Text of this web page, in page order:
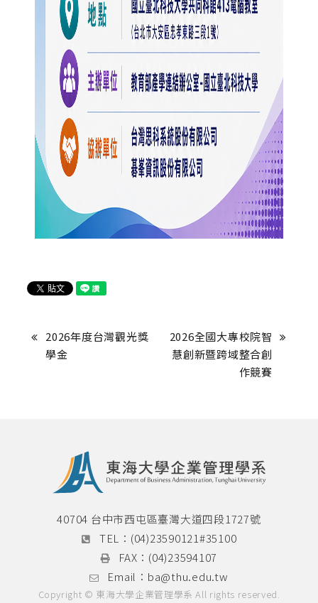
2026年度台灣觀光獎
學金
2026全國大專校院智
慧創新暨跨域整合創
作競賽
40704 台中市西屯區臺灣大道四段1727號
TEL： (04)23590121#35100
FAX： (04)23594107
Email： ba@thu.edu.tw
Copyright © 東海大學企業管理學系 All rights reserved.